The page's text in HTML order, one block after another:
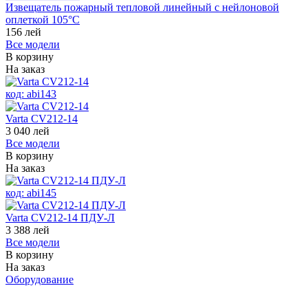
Извещатель пожарный тепловой линейный с нейлоновой
оплеткой 105°С
156 лей
Все модели
В корзину
На заказ
код: abi143
Varta CV212-14
3 040 лей
Все модели
В корзину
На заказ
код: abi145
Varta CV212-14 ПДУ-Л
3 388 лей
Все модели
В корзину
На заказ
Оборудование